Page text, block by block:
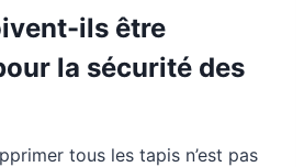
ils être
la sécurité des
tous les tapis n’est pas